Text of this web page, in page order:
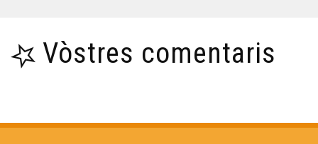
Vòstres comentaris